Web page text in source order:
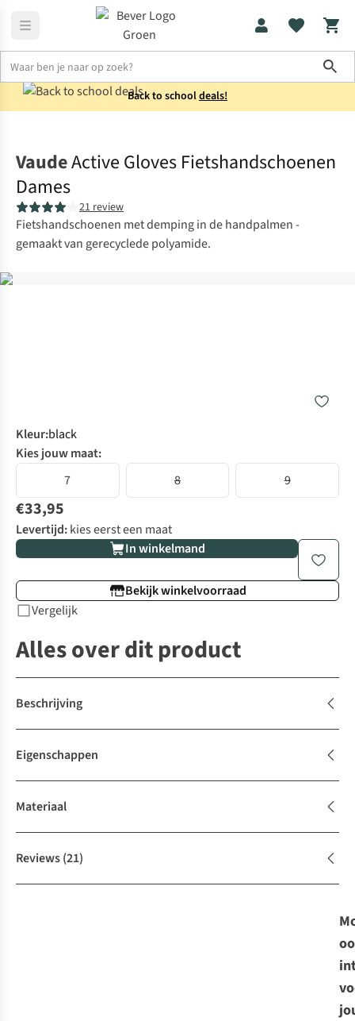
Back to schooldeals!
VaudeActive Gloves Fietshandschoenen
Dames
21 review
Fietshandschoenen met demping in de handpalmen -
gemaakt van gerecyclede polyamide.
Kleur:black
Kies jouw maat:
7
8 9
€33,95
Levertijd:kies eerst een maat
In winkelmand
Bekijk winkelvoorraad
Vergelijk
Alles over dit product
Beschrijving
Eigenschappen
Materiaal
Reviews(21)